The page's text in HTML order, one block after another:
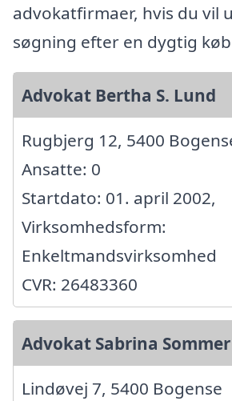
advokatfirmaer, hvis du vil
søgning efter en dygtig
Advokat Bertha S. Lund
Rugbjerg 12, 5400
Ansatte: 0
Startdato: 01. april 2002,
Virksomhedsform:
Enkeltmandsvirksomhed
CVR: 26483360
Advokat Sabrina Sommer
Lindøvej 7, 5400 Bogense